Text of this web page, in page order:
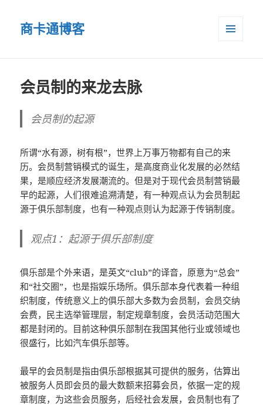
商卡通博客
会员制的来龙去脉
会员制的起源
所谓“水有源，树有根”，世界上万事万物都有自己的来
历。会员制营销模式的诞生，是高度商业化发展的必然结
果，是顺应经济发展潮流的。但是对于现代会员制营销最
早的起源，人们很难追溯清楚，有一种观点认为会员制起
源于俱乐部制度，也有一种观点则认为起源于传销制度。
观点1：起源于俱乐部制度
俱乐部是个外来语，是英文“club”的译音，原意为“总会”
和“社交圈”，也是指娱乐场所。俱乐部本身代表着一种组
织制度，传统意义上的俱乐部大多数为会员制，会员交纳
会费，民主选举管理层，制定规章制度，会员活动范围大
都是封闭的。目前这种俱乐部制在我国其他行业或领域也
很盛行，比如汽车俱乐部等。
最早的会员制是指由俱乐部根据其可提供的服务，估算出
被服务人员即会员的最大数额来招募会员，依据一定的规
章制度，为这些会员服务，后经社会发展，会员制也有了